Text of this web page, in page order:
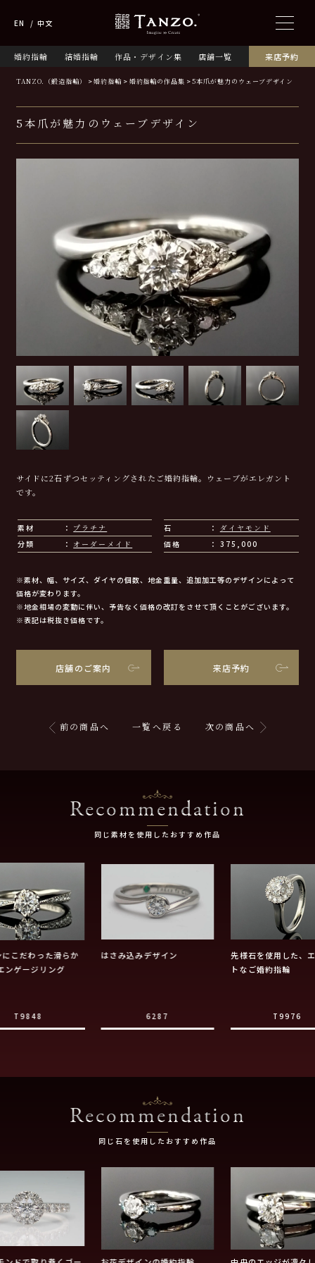
婚約指輪 結婚指輪 作品・デザイン集 店舗一覧 来店予約
EN 中文
TANZO.（鍛造指輪） 婚約指輪 婚約指輪の作品集 5本爪が魅力のウェーブデザイン
5本爪が魅力のウェーブデザイン
サイドに2石ずつセッティングされたご婚約指輪。ウェーブがエレガント
です。
素材 プラチナ 石
ダイヤモンド
分類
オーダーメイド 価格 375,000
※素材、幅、サイズ、ダイヤの個数、地金重量、追加加工等のデザインによって
価格が変わります。
※地金相場の変動に伴い、予告なく価格の改訂をさせて頂くことがございます。
※表記は税抜き価格です。
店舗のご案内 来店予約
前の商品へ 一覧へ戻る 次の商品へ
Recommendation
同じ素材を使用したおすすめ作品
こだわった滑らか
ンゲージリング
T9848
はさみ込みデザイン
6287
先様石を使用した、
トなご婚約指輪
T9976
Recommendation
同じ石を使用したおすすめ作品